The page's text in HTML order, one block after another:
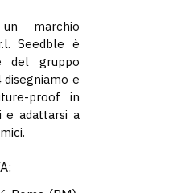
un marchio
Seedble è
del gruppo
e
proof in
e adattarsi a